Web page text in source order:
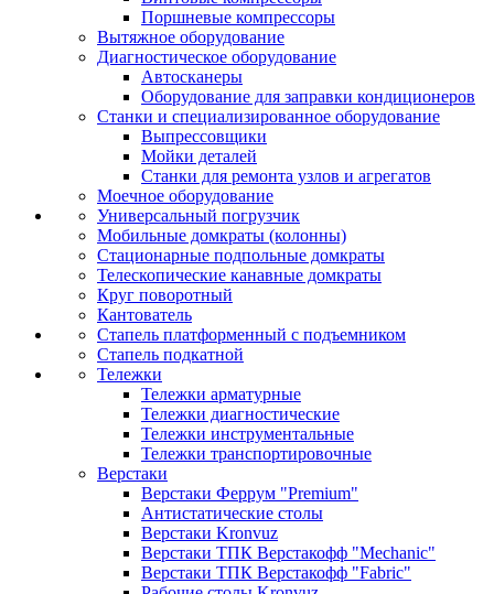
Поршневые компрессоры
Вытяжное оборудование
Диагностическое оборудование
Автосканеры
Оборудование для заправки кондиционеров
Станки и специализированное оборудование
Выпрессовщики
Мойки деталей
Станки для ремонта узлов и агрегатов
Моечное оборудование
Универсальный погрузчик
Мобильные домкраты (колонны)
Стационарные подпольные домкраты
Телескопические канавные домкраты
Круг поворотный
Кантователь
Стапель платформенный с подъемником
Стапель подкатной
Тележки
Тележки арматурные
Тележки диагностические
Тележки инструментальные
Тележки транспортировочные
Верстаки
Верстаки Феррум "Premium"
Антистатические столы
Верстаки Kronvuz
Верстаки ТПК Верстакофф "Mechanic"
Верстаки ТПК Верстакофф "Fabric"